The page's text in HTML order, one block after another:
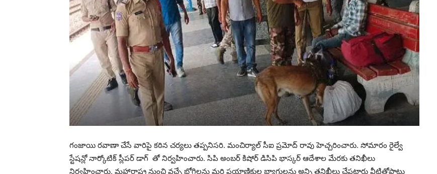
గంజాయి రవాణా చేసే వారిపై కఠిన చర్యలు తప్పనిసరి. మంచిర్యాల్ సీఐ ప్రమోద్ రావు హెచ్చరించారు. సోమారం రైల్వే
స్టేషన్లో నార్కోటిక్ స్లీపర్ డాగ్ తో నిర్వహించారు. సిపి అంబర్ కిషోర్ డిసిపి భాస్కర్ ఆదేశాల మేరకు తనిఖీలు
నిర్వహించారు. మహారాష్ట్ర నుంచి వచ్చే భోగిలను మరి ప్రయాణికుల బ్యాగులను అన్ని తనిఖీలు చేపట్టారు వీటితోపాటు